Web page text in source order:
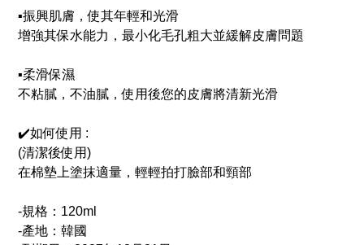
▪️振興肌膚，使其年輕和光滑
增強其保水能力，最小化毛孔粗大並緩解皮膚問題
▪️柔滑保濕
不粘膩，不油膩，使用後您的皮膚將清新光滑
✔️如何使用 :
(清潔後使用)
在棉墊上塗抹適量，輕輕拍打臉部和頸部
-規格：120ml
-產地：韓國